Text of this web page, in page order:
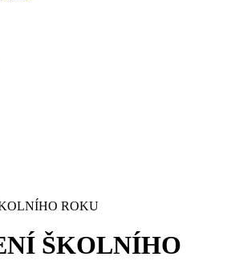
ROKU
ŠKOLNÍHO